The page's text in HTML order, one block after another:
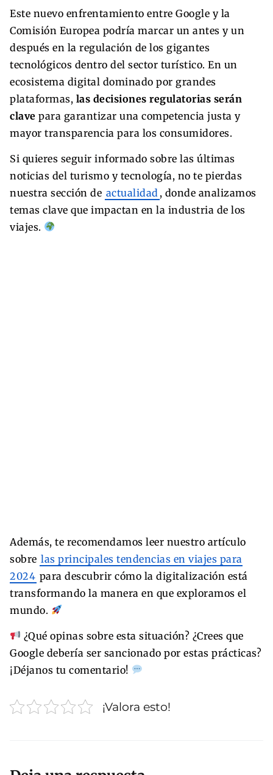
Este nuevo enfrentamiento entre Google y la
Comisión Europea podría marcar un antes y un
después en la regulación de los gigantes
tecnológicos dentro del sector turístico. En un
ecosistema digital dominado por grandes
plataformas, las decisiones regulatorias serán
clave para garantizar una competencia justa y
mayor transparencia para los consumidores.
Si quieres seguir informado sobre las últimas
noticias del turismo y tecnología, no te pierdas
nuestra sección de actualidad , donde analizamos
temas clave que impactan en la industria de los
viajes.
Además, te recomendamos leer nuestro artículo
sobre las principales tendencias en viajes para
2024 para descubrir cómo la digitalización está
transformando la manera en que exploramos el
mundo.
¿Qué opinas sobre esta situación? ¿Crees que
Google debería ser sancionado por estas prácticas?
¡Déjanos tu comentario!
¡Valora esto!